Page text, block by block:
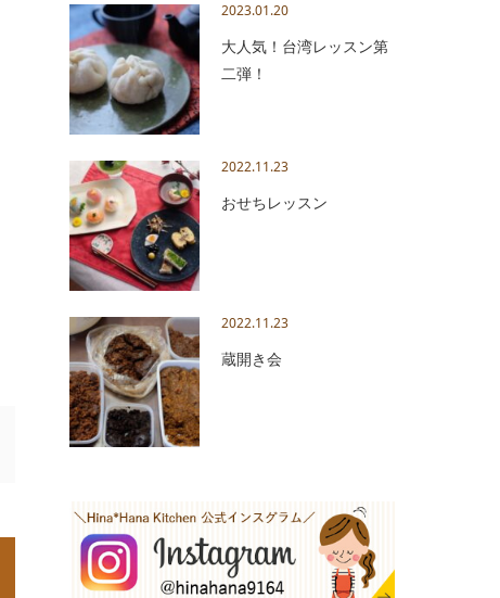
2023.01.20
大人気！台湾レッスン第
二弾！
2022.11.23
おせちレッスン
2022.11.23
蔵開き会